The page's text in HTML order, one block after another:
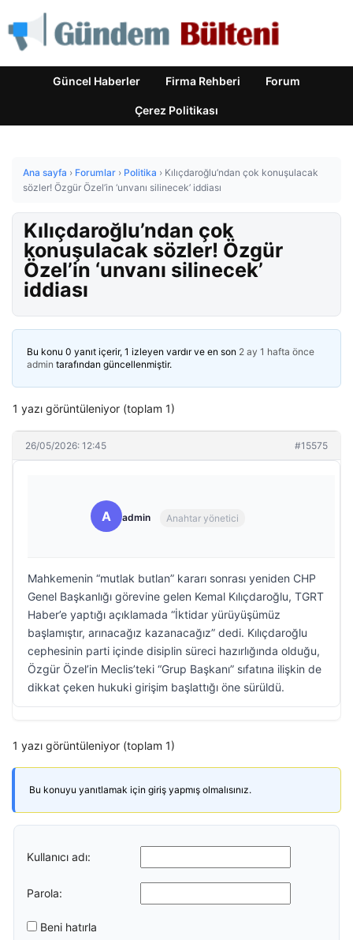
Güncel Haberler Firma Rehberi Forum
Çerez Politikası
Ana sayfa › Forumlar › Politika › Kılıçdaroğlu’ndan çok konuşulacak
sözler! Özgür Özel’in ‘unvanı silinecek’ iddiası
Kılıçdaroğlu’ndan çok
konuşulacak sözler! Özgür
Özel’in ‘unvanı silinecek’
iddiası
Bu konu 0 yanıt içerir, 1 izleyen vardır ve en son 2 ay 1 hafta önce
admin tarafından güncellenmiştir.
1 yazı görüntüleniyor (toplam 1)
26/05/2026: 12:45 #15575
A admin Anahtar yönetici
Mahkemenin “mutlak butlan” kararı sonrası yeniden CHP
Genel Başkanlığı görevine gelen Kemal Kılıçdaroğlu, TGRT
Haber’e yaptığı açıklamada “İktidar yürüyüşümüz
başlamıştır, arınacağız kazanacağız” dedi. Kılıçdaroğlu
cephesinin parti içinde disiplin süreci hazırlığında olduğu,
Özgür Özel’in Meclis’teki “Grup Başkanı” sıfatına ilişkin de
dikkat çeken hukuki girişim başlattığı öne sürüldü.
1 yazı görüntüleniyor (toplam 1)
Bu konuyu yanıtlamak için giriş yapmış olmalısınız.
Kullanıcı adı:
Parola:
Beni hatırla